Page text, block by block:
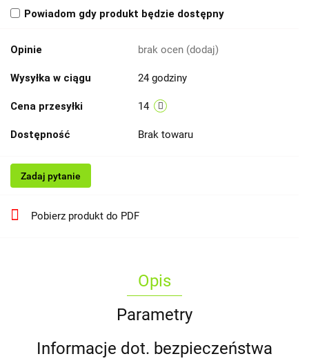
Powiadom gdy produkt będzie dostępny
Opinie brak ocen (dodaj)
Wysyłka w ciągu 24 godziny
Cena przesyłki 14
Dostępność Brak towaru
Zadaj pytanie
Pobierz produkt do PDF
Opis
Parametry
Informacje dot. bezpieczeństwa